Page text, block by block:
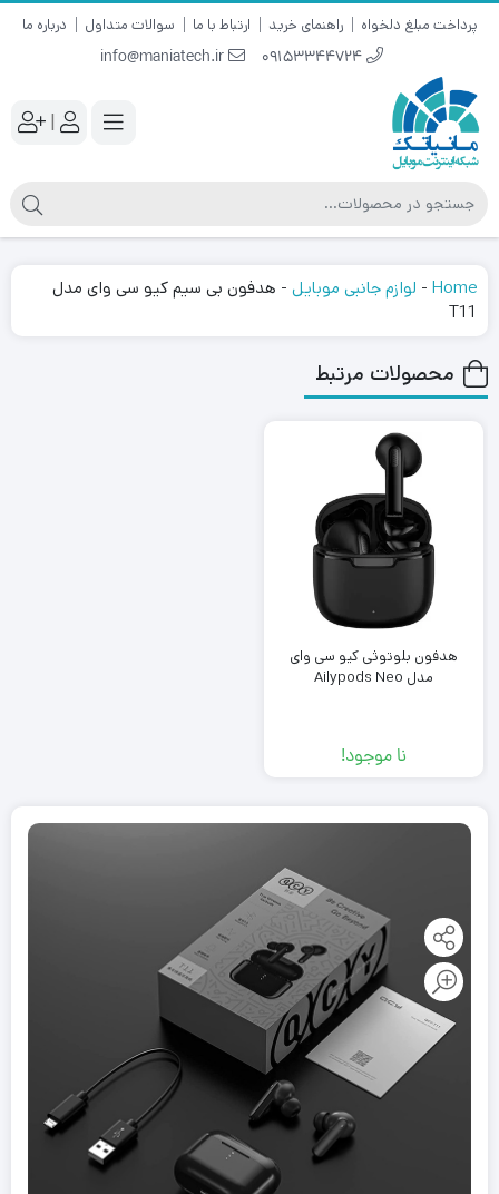
پرداخت مبلغ دلخواه راهنمای خرید ارتباط با ما سوالات متداول درباره ما
09153344724
info@maniatech.ir
|
Home
- لوازم جانبی موبایل - هدفون بی سیم کیو سی وای مدل
T11
محصولات مرتبط
هدفون بلوتوثی کیو سی وای
مدل Ailypods Neo
نا موجود!